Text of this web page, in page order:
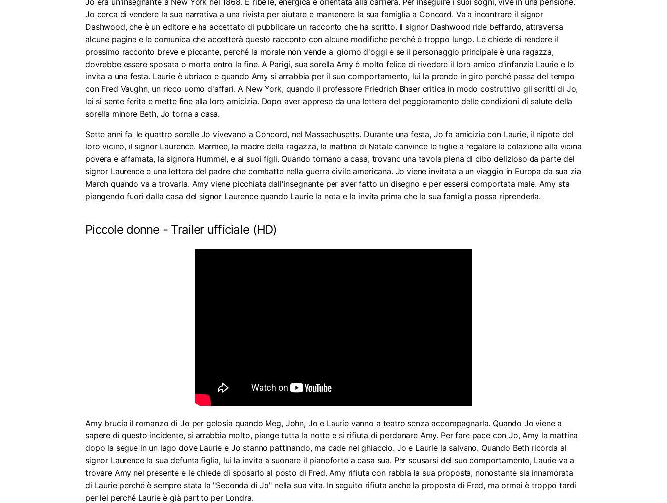
Jo cerca di vendere la sua narrativa a una rivista per aiutare e mantenere la sua famiglia a Concord. Va a incontrare il signor
Dashwood, che è un editore e ha accettato di pubblicare un racconto che ha scritto. Il signor Dashwood ride beffardo, attraversa
alcune pagine e le comunica che accetterà questo racconto con alcune modifiche perché è troppo lungo. Le chiede di rendere il
prossimo racconto breve e piccante, perché la morale non vende al giorno d'oggi e se il personaggio principale è una ragazza,
dovrebbe essere sposata o morta entro la fine. A Parigi, sua sorella Amy è molto felice di rivedere il loro amico d'infanzia Laurie e lo
invita a una festa. Laurie è ubriaco e quando Amy si arrabbia per il suo comportamento, lui la prende in giro perché passa del tempo
con Fred Vaughn, un ricco uomo d'affari. A New York, quando il professore Friedrich Bhaer critica in modo costruttivo gli scritti di Jo,
lei si sente ferita e mette fine alla loro amicizia. Dopo aver appreso da una lettera del peggioramento delle condizioni di salute della
sorella minore Beth, Jo torna a casa.
Sette anni fa, le quattro sorelle Jo vivevano a Concord, nel Massachusetts. Durante una festa, Jo fa amicizia con Laurie, il nipote del
loro vicino, il signor Laurence. Marmee, la madre della ragazza, la mattina di Natale convince le figlie a regalare la colazione alla vicina
povera e affamata, la signora Hummel, e ai suoi figli. Quando tornano a casa, trovano una tavola piena di cibo delizioso da parte del
signor Laurence e una lettera del padre che combatte nella guerra civile americana. Jo viene invitata a un viaggio in Europa da sua zia
March quando va a trovarla. Amy viene picchiata dall'insegnante per aver fatto un disegno e per essersi comportata male. Amy sta
piangendo fuori dalla casa del signor Laurence quando Laurie la nota e la invita prima che la sua famiglia possa riprenderla.
Piccole donne - Trailer ufficiale (HD)
Amy brucia il romanzo di Jo per gelosia quando Meg, John, Jo e Laurie vanno a teatro senza accompagnarla. Quando Jo viene a
sapere di questo incidente, si arrabbia molto, piange tutta la notte e si rifiuta di perdonare Amy. Per fare pace con Jo, Amy la mattina
dopo la segue in un lago dove Laurie e Jo stanno pattinando, ma cade nel ghiaccio. Jo e Laurie la salvano. Quando Beth ricorda al
signor Laurence la sua defunta figlia, lui la invita a suonare il pianoforte a casa sua. Per scusarsi del suo comportamento, Laurie va a
trovare Amy nel presente e le chiede di sposarlo al posto di Fred. Amy rifiuta con rabbia la sua proposta, nonostante sia innamorata
di Laurie perché è sempre stata la "Seconda di Jo" nella sua vita. In seguito rifiuta anche la proposta di Fred, ma ormai è troppo tardi
per lei perché Laurie è già partito per Londra.